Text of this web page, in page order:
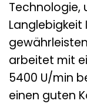
Technologie,
Langlebigkeit
arbeitet mit
5400 U/min
einen guten